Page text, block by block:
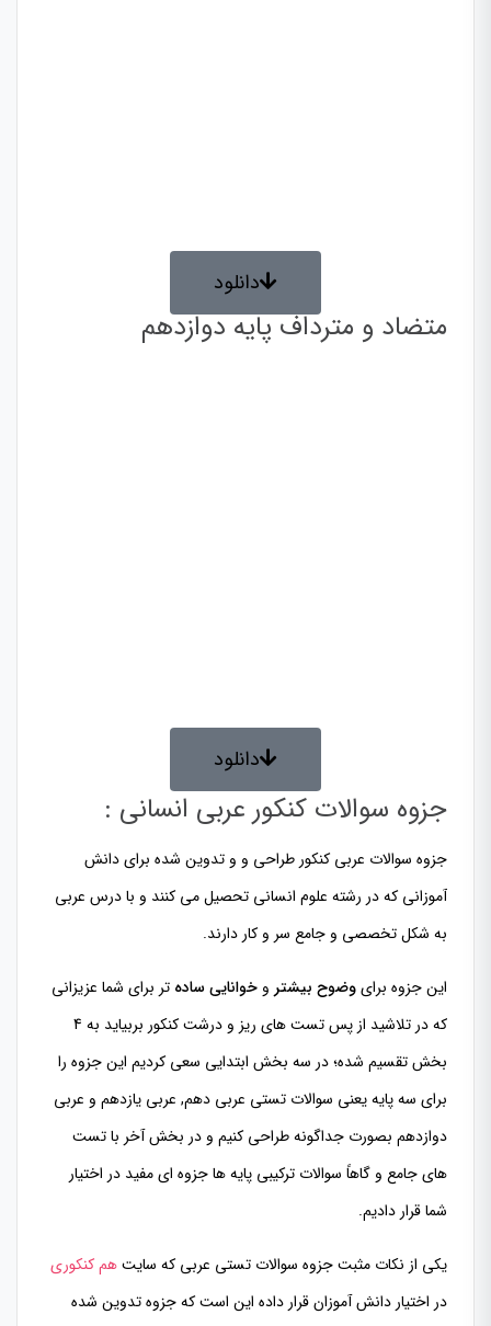
دانلود
متضاد و مترداف پایه دوازدهم
دانلود
جزوه سوالات کنکور عربی انسانی :
جزوه سوالات عربی کنکور طراحی و و تدوین شده برای دانش
آموزانی که در رشته علوم انسانی تحصیل می کنند و با درس عربی
به شکل تخصصی و جامع سر و کار دارند.
این جزوه برایوضوح بیشتر و خوانایی ساده تر برای شما عزیزانی
که در تلاشید از پس تست های ریز و درشت کنکور بربیاید به 4
بخش تقسیم شده؛ در سه بخش ابتدایی سعی کردیم این جزوه را
برای سه پایه یعنی سوالات تستی عربی دهم, عربی یازدهم و عربی
دوازدهم بصورت جداگونه طراحی کنیم و در بخش آخر با تست
های جامع و گاهاً سوالات ترکیبی پایه ها جزوه ای مفید در اختیار
شما قرار دادیم.
یکی از نکات مثبت جزوه سوالات تستی عربی که سایتهم کنکوری
در اختیار دانش آموزان قرار داده این است که جزوه تدوین شده